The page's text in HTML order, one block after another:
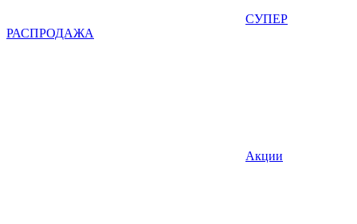
СУПЕР
РАСПРОДАЖА
Акции